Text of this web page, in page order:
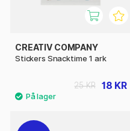
CREATIV COMPANY
Stickers Snacktime 1 ark
18 KR
25 KR